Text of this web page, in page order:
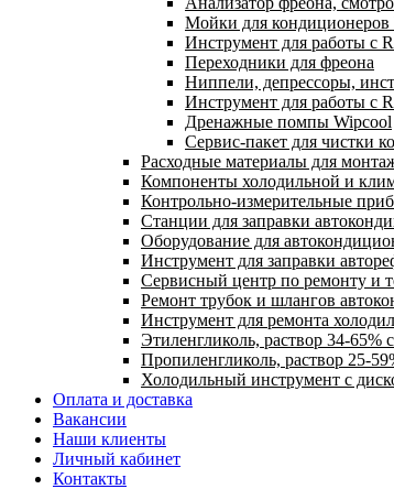
Мойки для кондиционеров
Инструмент для работы с
Переходники для фреона
Ниппели, депрессоры,
Инструмент для работы с
Дренажные помпы Wipcool
Сервис-пакет для чистки
Расходные материалы для
Компоненты холодильной и
Контрольно-измерительные
Станции для заправки
Оборудование для
Инструмент для заправки
Сервисный центр по ремонту и
Ремонт трубок и шлангов
Инструмент для ремонта
Этиленгликоль, раствор 34-65%
Пропиленгликоль, раствор 25-
Холодильный инструмент с
Оплата и доставка
Вакансии
Наши клиенты
Личный кабинет
Контакты